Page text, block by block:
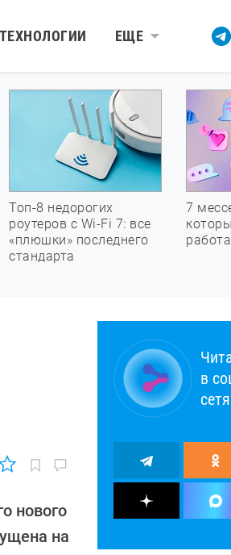
ТЕХНОЛОГИИ ЕЩЕ
Топ-8 недорогих
роутеров с Wi-Fi 7: все
«плюшки» последнего
стандарта
7
нового
на
в